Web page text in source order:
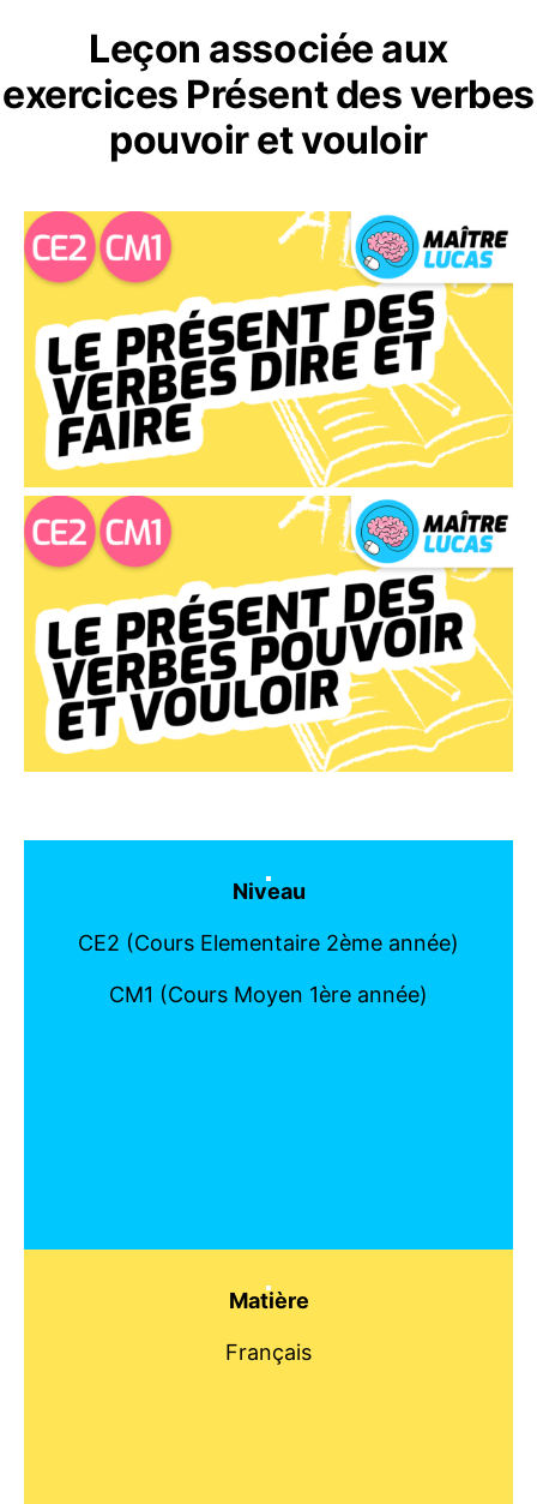
Leçon associée aux
exercices Présent des verbes
pouvoir et vouloir
Niveau
CE2 (Cours Elementaire 2ème année)
CM1 (Cours Moyen 1ère année)
Matière
Français